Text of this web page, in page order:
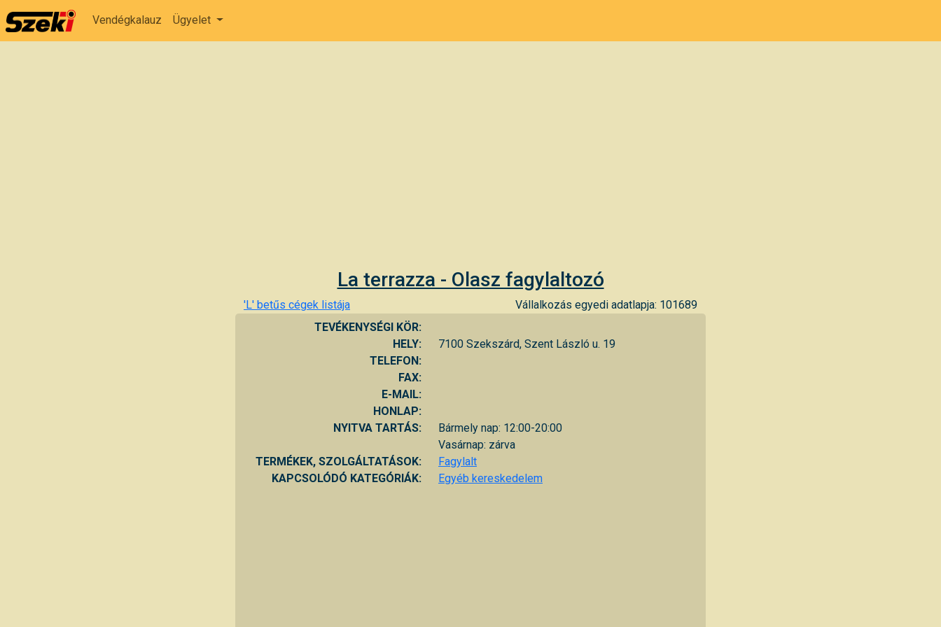
Vendégkalauz Ügyelet
La terrazza - Olasz fagylaltozó
'L' betűs cégek listája
Vállalkozás egyedi adatlapja: 101689
TEVÉKENYSÉGI KÖR:
HELY:
7100 Szekszárd, Szent László u. 19
TELEFON:
FAX:
E-MAIL:
HONLAP:
NYITVA TARTÁS:
Bármely nap: 12:00-20:00
Vasárnap: zárva
TERMÉKEK, SZOLGÁLTATÁSOK:
Fagylalt
KAPCSOLÓDÓ KATEGÓRIÁK:
Egyéb kereskedelem